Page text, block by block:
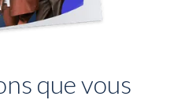
que vous